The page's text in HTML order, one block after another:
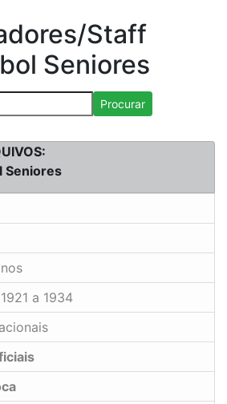
Staff
Seniores
Procurar
Seniores
a 1934